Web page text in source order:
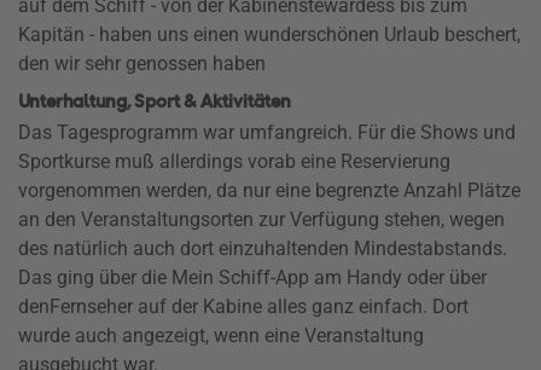
auf dem Schiff - von der Kabinenstewardess bis zum
Kapitän - haben uns einen wunderschönen Urlaub beschert,
den wir sehr genossen haben
Unterhaltung, Sport & Aktivitäten
Das Tagesprogramm war umfangreich. Für die Shows und
Sportkurse muß allerdings vorab eine Reservierung
vorgenommen werden, da nur eine begrenzte Anzahl Plätze
an den Veranstaltungsorten zur Verfügung stehen, wegen
des natürlich auch dort einzuhaltenden Mindestabstands.
Das ging über die Mein Schiff-App am Handy oder über
denFernseher auf der Kabine alles ganz einfach. Dort
wurde auch angezeigt, wenn eine Veranstaltung
ausgebucht war.